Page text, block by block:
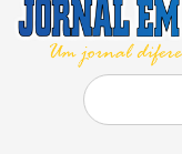
Pesquisar
por: